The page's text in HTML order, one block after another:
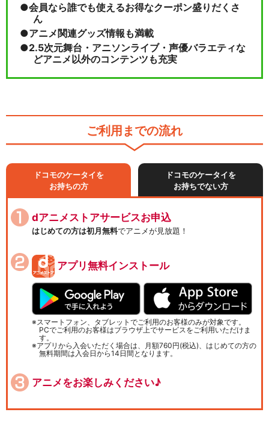
会員なら誰でも使えるお得なクーポン盛りだくさ
ん
アニメ関連グッズ情報も満載
2.5次元舞台・アニソンライブ・声優バラエティな
どアニメ以外のコンテンツも充実
ご利用までの流れ
ドコモのケータイを
お持ちの方
ドコモのケータイを
お持ちでない方
dアニメストアサービスお申込
はじめての方は初月無料でアニメが見放題！
アプリ無料インストール
スマートフォン、タブレットでご利用のお客様のみが対象です。
PCでご利用のお客様はブラウザ上でサービスをご利用いただけま
す。
アプリから入会いただく場合は、月額760円(税込)、はじめての方の
無料期間は入会日から14日間となります。
アニメをお楽しみください♪